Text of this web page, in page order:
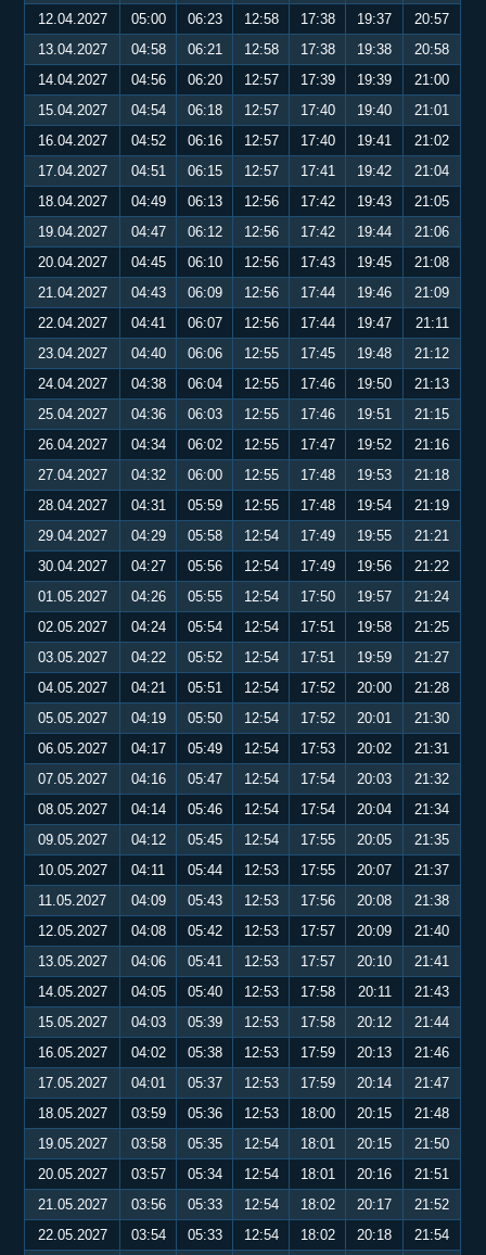
12.04.2027 05:00 06:23 12:58 17:38 19:37
20:57
13.04.2027
04:58 06:21 12:58 17:38 19:38
20:58
14.04.2027
04:56 06:20 12:57 17:39 19:39
21:00
15.04.2027
04:54 06:18 12:57 17:40 19:40
21:01
16.04.2027
04:52 06:16 12:57 17:40 19:41
21:02
17.04.2027
04:51 06:15 12:57 17:41 19:42
21:04
18.04.2027
04:49 06:13 12:56 17:42 19:43
21:05
19.04.2027
04:47 06:12 12:56 17:42 19:44
21:06
20.04.2027
04:45 06:10 12:56 17:43 19:45
21:08
21.04.2027
04:43 06:09 12:56 17:44 19:46
21:09
22.04.2027
04:41 06:07 12:56 17:44 19:47
21:11
23.04.2027
04:40 06:06 12:55 17:45 19:48
21:12
24.04.2027
04:38 06:04 12:55 17:46 19:50
21:13
25.04.2027
04:36 06:03 12:55 17:46 19:51
21:15
26.04.2027
04:34 06:02 12:55 17:47 19:52
21:16
27.04.2027
04:32 06:00 12:55 17:48 19:53
21:18
28.04.2027
04:31 05:59 12:55 17:48 19:54
21:19
29.04.2027
04:29 05:58 12:54 17:49 19:55
21:21
30.04.2027
04:27 05:56 12:54 17:49 19:56
21:22
01.05.2027
04:26 05:55 12:54 17:50 19:57
21:24
02.05.2027
04:24 05:54 12:54 17:51 19:58
21:25
03.05.2027
04:22 05:52 12:54 17:51 19:59
21:27
04.05.2027
04:21 05:51 12:54 17:52 20:00
21:28
05.05.2027
04:19 05:50 12:54 17:52 20:01
21:30
06.05.2027
04:17 05:49 12:54 17:53 20:02
21:31
07.05.2027
04:16 05:47 12:54 17:54 20:03
21:32
08.05.2027
04:14 05:46 12:54 17:54 20:04
21:34
09.05.2027
04:12 05:45 12:54 17:55 20:05
21:35
10.05.2027
04:11 05:44 12:53 17:55 20:07
21:37
11.05.2027
04:09 05:43 12:53 17:56 20:08
21:38
12.05.2027
04:08 05:42 12:53 17:57 20:09
21:40
13.05.2027
04:06 05:41 12:53 17:57 20:10
21:41
14.05.2027
04:05 05:40 12:53 17:58 20:11
21:43
15.05.2027
04:03 05:39 12:53 17:58 20:12
21:44
16.05.2027
04:02 05:38 12:53 17:59 20:13
21:46
17.05.2027
04:01 05:37 12:53 17:59 20:14
21:47
18.05.2027
03:59 05:36 12:53 18:00 20:15
21:48
19.05.2027
03:58 05:35 12:54 18:01 20:15
21:50
20.05.2027
03:57 05:34 12:54 18:01 20:16
21:51
21.05.2027
03:56 05:33 12:54 18:02 20:17
21:52
22.05.2027
03:54 05:33 12:54 18:02 20:18
21:54